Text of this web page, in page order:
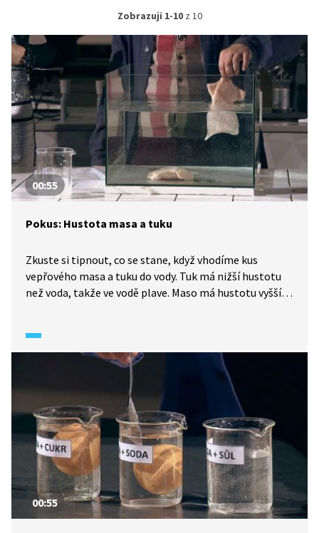
Zobrazuji 1-10z 10
00:55
Pokus: Hustota masa a tuku
Zkuste si tipnout, co se stane, když vhodíme kus
vepřového masa a tuku do vody. Tuk má nižší hustotu
než voda, takže ve vodě plave. Maso má hustotu vyšší,
00:55